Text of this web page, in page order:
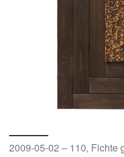
2009-05-02 – 110, Fichte